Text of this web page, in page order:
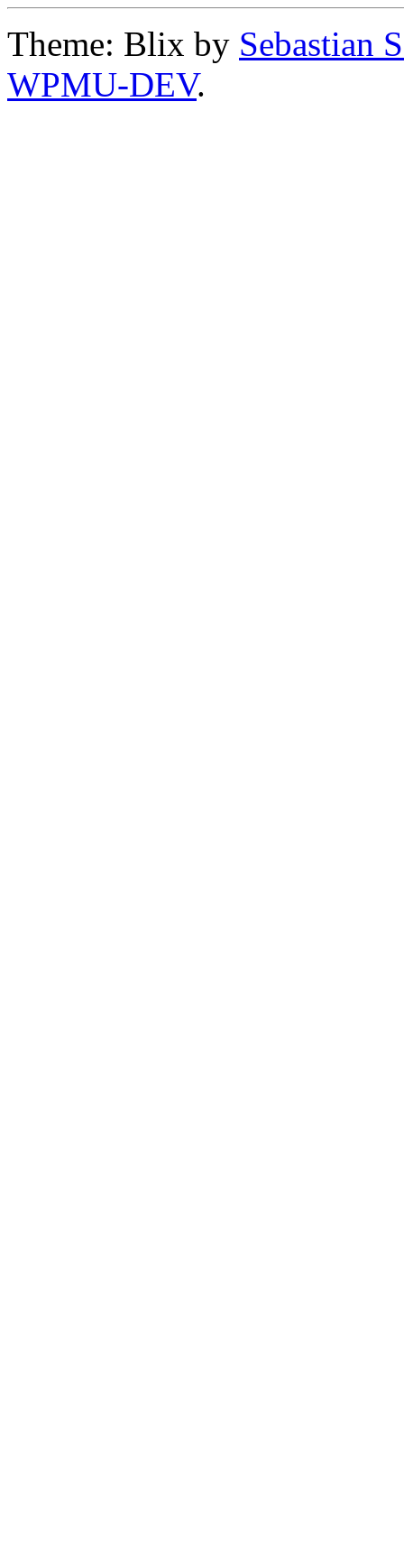
Theme: Blix by Sebastian
WPMU-DEV.